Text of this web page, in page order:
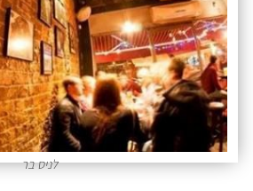
לניס בר